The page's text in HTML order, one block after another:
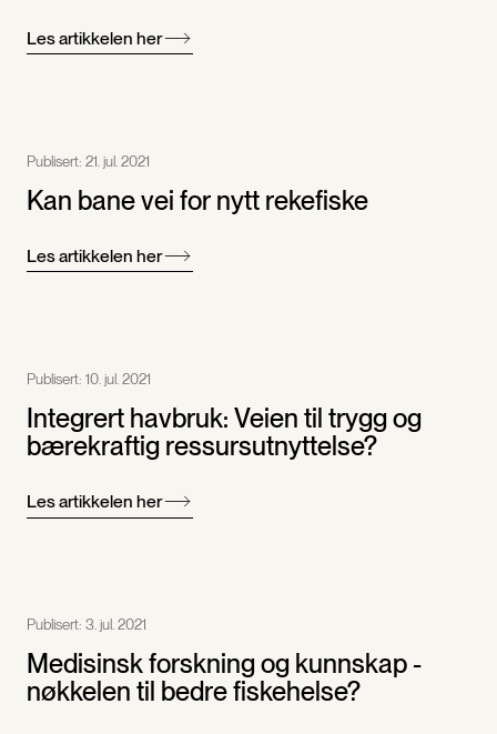
Les artikkelen her
Publisert: 21. jul. 2021
Kan bane vei for nytt rekefiske
Les artikkelen her
Publisert: 10. jul. 2021
Integrert havbruk: Veien til trygg og
bærekraftig ressursutnyttelse?
Les artikkelen her
Publisert: 3. jul. 2021
Medisinsk forskning og kunnskap -
nøkkelen til bedre fiskehelse?